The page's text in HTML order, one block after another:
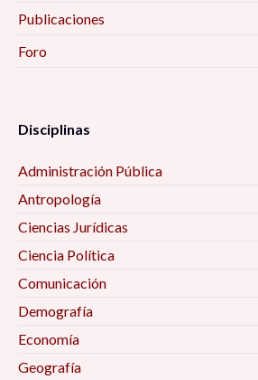
Publicaciones
Foro
Disciplinas
Administración Pública
Antropología
Ciencias Jurídicas
Ciencia Política
Comunicación
Demografía
Economía
Geografía